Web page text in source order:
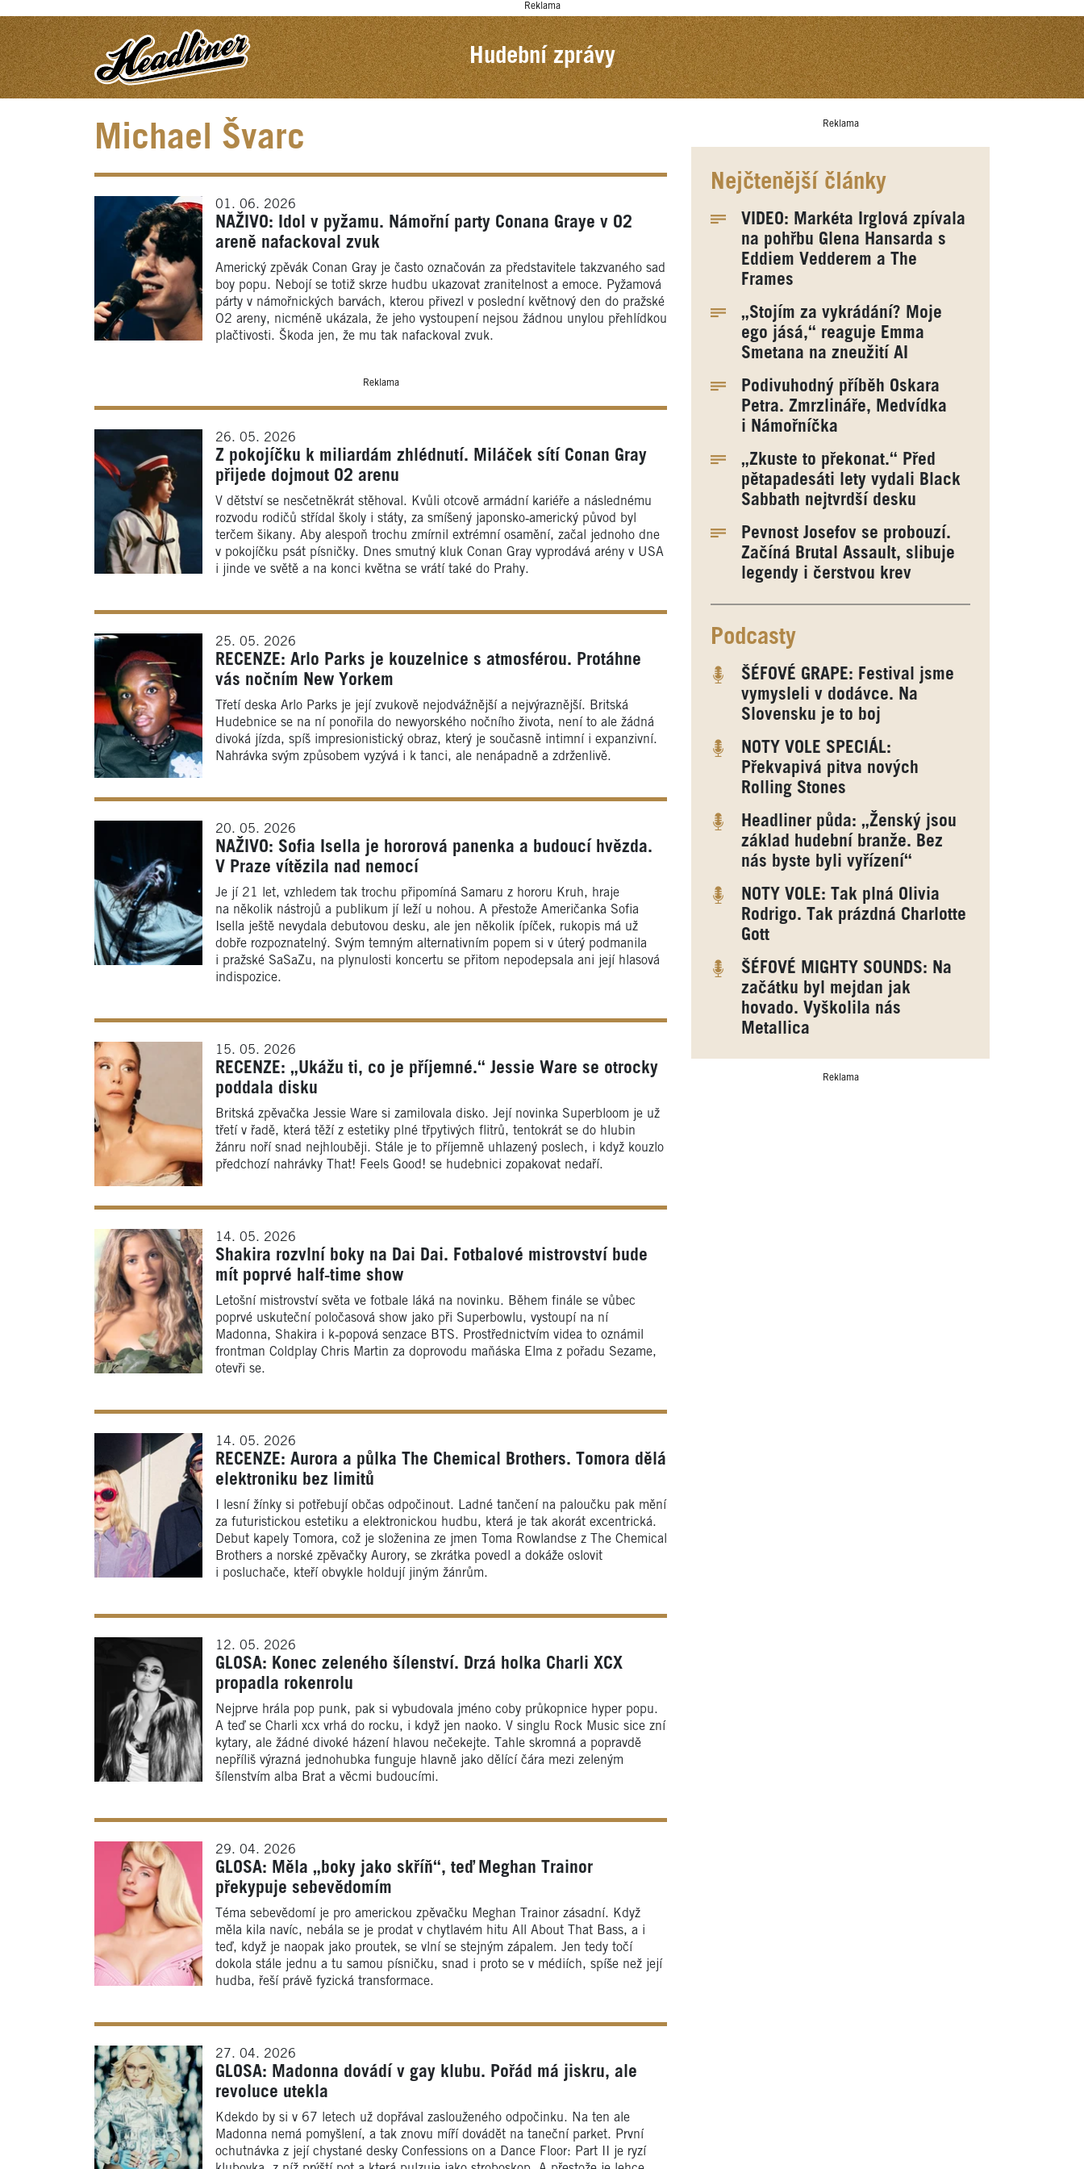
Reklama
Hudební zprávy
Michael Švarc
01. 06. 2026
NAŽIVO: Idol v pyžamu. Námořní party Conana Graye v O2
areně nafackoval zvuk
Americký zpěvák Conan Gray je často označován za představitele takzvaného sad
boy popu. Nebojí se totiž skrze hudbu ukazovat zranitelnost a emoce. Pyžamová
párty v námořnických barvách, kterou přivezl v poslední květnový den do pražské
O2 areny, nicméně ukázala, že jeho vystoupení nejsou žádnou unylou přehlídkou
plačtivosti. Škoda jen, že mu tak nafackoval zvuk.
Reklama
26. 05. 2026
Z pokojíčku k miliardám zhlédnutí. Miláček sítí Conan Gray
přijede dojmout O2 arenu
V dětství se nesčetněkrát stěhoval. Kvůli otcově armádní kariéře a následnému
rozvodu rodičů střídal školy i státy, za smíšený japonsko‑americký původ byl
terčem šikany. Aby alespoň trochu zmírnil extrémní osamění, začal jednoho dne
v pokojíčku psát písničky. Dnes smutný kluk Conan Gray vyprodává arény v USA
i jinde ve světě a na konci května se vrátí také do Prahy.
25. 05. 2026
RECENZE: Arlo Parks je kouzelnice s atmosférou. Protáhne
vás nočním New Yorkem
Třetí deska Arlo Parks je její zvukově nejodvážnější a nejvýraznější. Britská
Hudebnice se na ní ponořila do newyorského nočního života, není to ale žádná
divoká jízda, spíš impresionistický obraz, který je současně intimní i expanzivní.
Nahrávka svým způsobem vyzývá i k tanci, ale nenápadně a zdrženlivě.
20. 05. 2026
NAŽIVO: Sofia Isella je hororová panenka a budoucí hvězda.
V Praze vítězila nad nemocí
Je jí 21 let, vzhledem tak trochu připomíná Samaru z hororu Kruh, hraje
na několik nástrojů a publikum jí leží u nohou. A přestože Američanka Sofia
Isella ještě nevydala debutovou desku, ale jen několik ípíček, rukopis má už
dobře rozpoznatelný. Svým temným alternativním popem si v úterý podmanila
i pražské SaSaZu, na plynulosti koncertu se přitom nepodepsala ani její hlasová
indispozice.
15. 05. 2026
RECENZE: „Ukážu ti, co je příjemné.“ Jessie Ware se otrocky
poddala disku
Britská zpěvačka Jessie Ware si zamilovala disko. Její novinka Superbloom je už
třetí v řadě, která těží z estetiky plné třpytivých flitrů, tentokrát se do hlubin
žánru noří snad nejhlouběji. Stále je to příjemně uhlazený poslech, i když kouzlo
předchozí nahrávky That! Feels Good! se hudebnici zopakovat nedaří.
14. 05. 2026
Shakira rozvlní boky na Dai Dai. Fotbalové mistrovství bude
mít poprvé half‑time show
Letošní mistrovství světa ve fotbale láká na novinku. Během finále se vůbec
poprvé uskuteční poločasová show jako při Superbowlu, vystoupí na ní
Madonna, Shakira i k‑popová senzace BTS. Prostřednictvím videa to oznámil
frontman Coldplay Chris Martin za doprovodu maňáska Elma z pořadu Sezame,
otevři se.
14. 05. 2026
RECENZE: Aurora a půlka The Chemical Brothers. Tomora dělá
elektroniku bez limitů
I lesní žínky si potřebují občas odpočinout. Ladné tančení na paloučku pak mění
za futuristickou estetiku a elektronickou hudbu, která je tak akorát excentrická.
Debut kapely Tomora, což je složenina ze jmen Toma Rowlandse z The Chemical
Brothers a norské zpěvačky Aurory, se zkrátka povedl a dokáže oslovit
i posluchače, kteří obvykle holdují jiným žánrům.
12. 05. 2026
GLOSA: Konec zeleného šílenství. Drzá holka Charli XCX
propadla rokenrolu
Nejprve hrála pop punk, pak si vybudovala jméno coby průkopnice hyper popu.
A teď se Charli xcx vrhá do rocku, i když jen naoko. V singlu Rock Music sice zní
kytary, ale žádné divoké házení hlavou nečekejte. Tahle skromná a popravdě
nepříliš výrazná jednohubka funguje hlavně jako dělící čára mezi zeleným
šílenstvím alba Brat a věcmi budoucími.
29. 04. 2026
GLOSA: Měla „boky jako skříň“, teď Meghan Trainor
překypuje sebevědomím
Téma sebevědomí je pro americkou zpěvačku Meghan Trainor zásadní. Když
měla kila navíc, nebála se je prodat v chytlavém hitu All About That Bass, a i
teď, když je naopak jako proutek, se vlní se stejným zápalem. Jen tedy točí
dokola stále jednu a tu samou písničku, snad i proto se v médiích, spíše než její
hudba, řeší právě fyzická transformace.
27. 04. 2026
GLOSA: Madonna dovádí v gay klubu. Pořád má jiskru, ale
revoluce utekla
Kdekdo by si v 67 letech už dopřával zaslouženého odpočinku. Na ten ale
Madonna nemá pomyšlení, a tak znovu míří dovádět na taneční parket. První
ochutnávka z její chystané desky Confessions on a Dance Floor: Part II je ryzí
Reklama
Nejčtenější články
VIDEO: Markéta Irglová zpívala
na pohřbu Glena Hansarda s
Eddiem Vedderem a The
Frames
„Stojím za vykrádání? Moje
ego jásá,“ reaguje Emma
Smetana na zneužití AI
Podivuhodný příběh Oskara
Petra. Zmrzlináře, Medvídka
i Námořníčka
„Zkuste to překonat.“ Před
pětapadesáti lety vydali Black
Sabbath nejtvrdší desku
Pevnost Josefov se probouzí.
Začíná Brutal Assault, slibuje
legendy i čerstvou krev
Podcasty
ŠÉFOVÉ GRAPE: Festival jsme
vymysleli v dodávce. Na
Slovensku je to boj
NOTY VOLE SPECIÁL:
Překvapivá pitva nových
Rolling Stones
Headliner půda: „Ženský jsou
základ hudební branže. Bez
nás byste byli vyřízení“
NOTY VOLE: Tak plná Olivia
Rodrigo. Tak prázdná Charlotte
Gott
ŠÉFOVÉ MIGHTY SOUNDS: Na
začátku byl mejdan jak
hovado. Vyškolila nás
Metallica
Reklama